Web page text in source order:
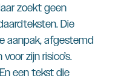
zoekt geen
Die
aanpak, afgestemd
zijn risico’s.
een tekst die